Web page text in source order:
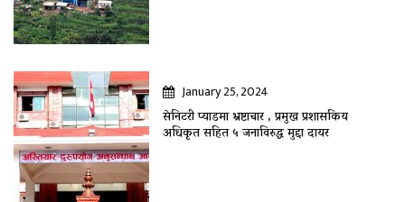
January 25, 2024
सेनिटरी प्याडमा भ्रष्टाचार , प्रमुख प्रशासकिय
अधिकृत सहित ५ जनाविरुद्ध मुद्दा दायर